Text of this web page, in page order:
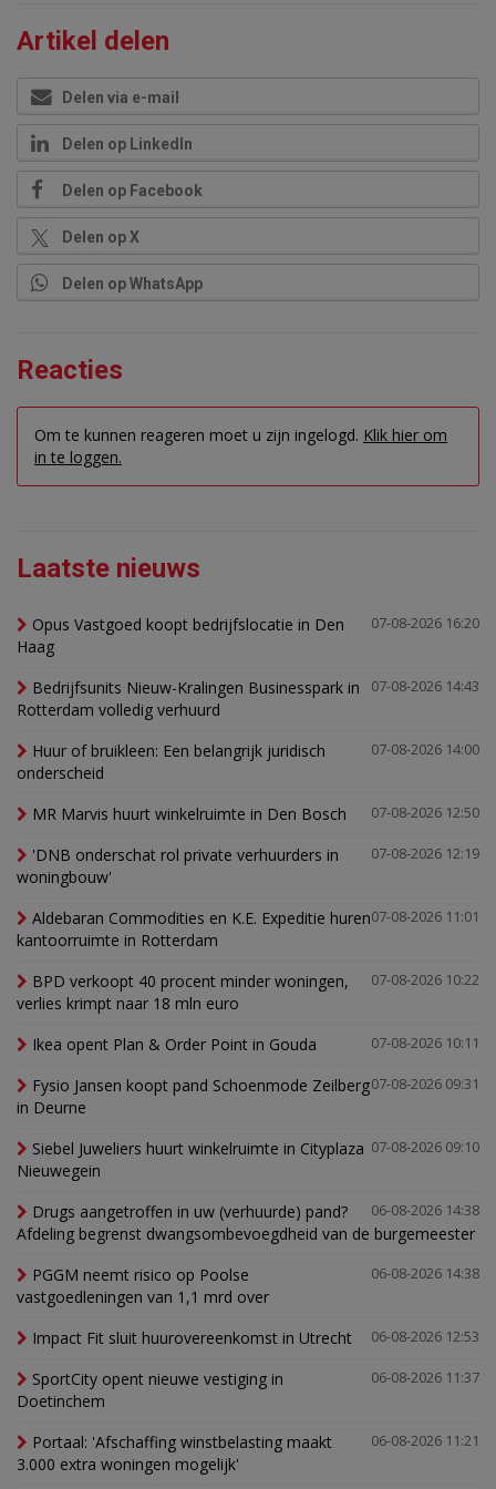
Artikel delen
Delen via e-mail
Delen op LinkedIn
Delen op Facebook
Delen op X
Delen op WhatsApp
Reacties
Om te kunnen reageren moet u zijn ingelogd. Klik hier om
in te loggen.
Laatste nieuws
07-08-2026 16:20
Opus Vastgoed koopt bedrijfslocatie in Den
Haag
07-08-2026 14:43
Bedrijfsunits Nieuw-Kralingen Businesspark in
Rotterdam volledig verhuurd
07-08-2026 14:00
Huur of bruikleen: Een belangrijk juridisch
onderscheid
07-08-2026 12:50
MR Marvis huurt winkelruimte in Den Bosch
07-08-2026 12:19
'DNB onderschat rol private verhuurders in
woningbouw'
07-08-2026 11:01
Aldebaran Commodities en K.E. Expeditie huren
kantoorruimte in Rotterdam
07-08-2026 10:22
BPD verkoopt 40 procent minder woningen,
verlies krimpt naar 18 mln euro
07-08-2026 10:11
Ikea opent Plan & Order Point in Gouda
07-08-2026 09:31
Fysio Jansen koopt pand Schoenmode Zeilberg
in Deurne
07-08-2026 09:10
Siebel Juweliers huurt winkelruimte in Cityplaza
Nieuwegein
06-08-2026 14:38
Drugs aangetroffen in uw (verhuurde) pand?
Afdeling begrenst dwangsombevoegdheid van de burgemeester
06-08-2026 14:38
PGGM neemt risico op Poolse
vastgoedleningen van 1,1 mrd over
06-08-2026 12:53
Impact Fit sluit huurovereenkomst in Utrecht
06-08-2026 11:37
SportCity opent nieuwe vestiging in
Doetinchem
06-08-2026 11:21
Portaal: 'Afschaffing winstbelasting maakt
3.000 extra woningen mogelijk'